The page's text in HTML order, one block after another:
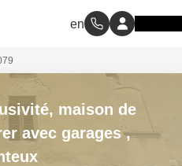
maison de
avec garages,